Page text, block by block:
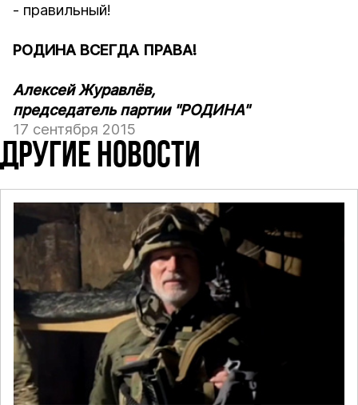
- правильный!
РОДИНА ВСЕГДА ПРАВА!
Алексей Журавлёв,
председатель партии "РОДИНА"
17 сентября 2015
ДРУГИЕ НОВОСТИ